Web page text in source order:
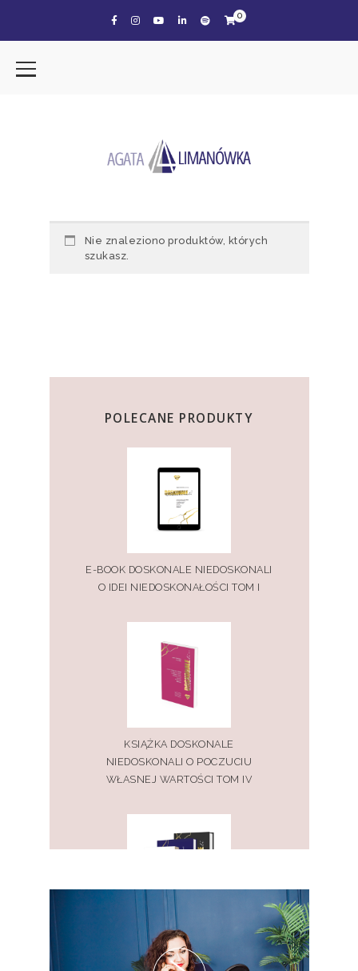
0
Nie znaleziono produktów, których
szukasz.
POLECANE PRODUKTY
E-BOOK DOSKONALE NIEDOSKONALI
O IDEI NIEDOSKONAŁOŚCI TOM I
KSIĄŻKA DOSKONALE
NIEDOSKONALI O POCZUCIU
WŁASNEJ WARTOŚCI TOM IV
PAKIET KSIĄŻEK DOSKONALE
NIEDOSKONALI TOM I, II, III